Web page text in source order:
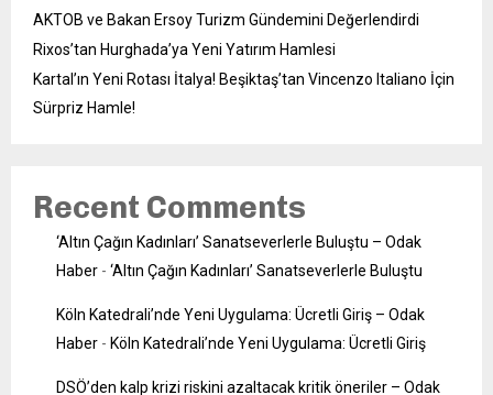
AKTOB ve Bakan Ersoy Turizm Gündemini Değerlendirdi
Rixos’tan Hurghada’ya Yeni Yatırım Hamlesi
Kartal’ın Yeni Rotası İtalya! Beşiktaş’tan Vincenzo Italiano İçin
Sürpriz Hamle!
Recent Comments
‘Altın Çağın Kadınları’ Sanatseverlerle Buluştu – Odak
Haber - ‘Altın Çağın Kadınları’ Sanatseverlerle Buluştu
Köln Katedrali’nde Yeni Uygulama: Ücretli Giriş – Odak
Haber - Köln Katedrali’nde Yeni Uygulama: Ücretli Giriş
DSÖ’den kalp krizi riskini azaltacak kritik öneriler – Odak